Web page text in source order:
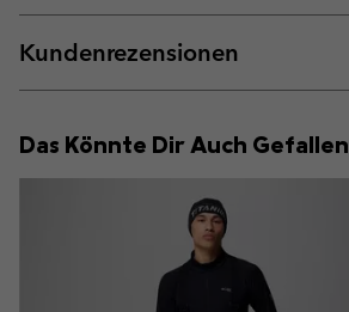
Kundenrezensionen
Das Könnte Dir Auch Gefallen